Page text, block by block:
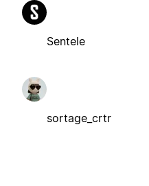
Sentele
sortage_crtr